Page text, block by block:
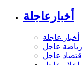
أخبارعاجلة
أخبار عاجلة
رياضة عاجل
اقتصاد عاجل